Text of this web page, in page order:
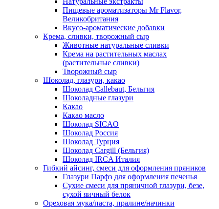
Пищевые ароматизаторы Mr Flavor,
Великобритания
Вкусо-ароматические добавки
Крема, сливки, творожный сыр
Животные натуральные сливки
Крема на растительных маслах
(растительные сливки)
Творожный сыр
Шоколад, глазури, какао
Шоколад Callebaut, Бельгия
Шоколадные глазури
Какао
Какао масло
Шоколад SICAO
Шоколад Россия
Шоколад Турция
Шоколад Cargill (Бельгия)
Шоколад IRCA Италия
Гибкий айсинг, смеси для оформления пряников
Глазури Парфэ для оформления печенья
Сухие смеси для пряничной глазури, безе,
сухой яичный белок
Ореховая мука/паста, пралине/начинки